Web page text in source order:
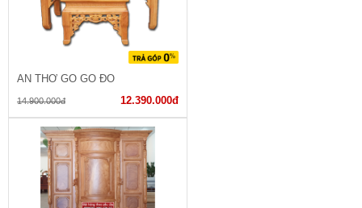
ÁN THỜ GỖ GÕ ĐỎ
14.900.000đ 12.390.000đ